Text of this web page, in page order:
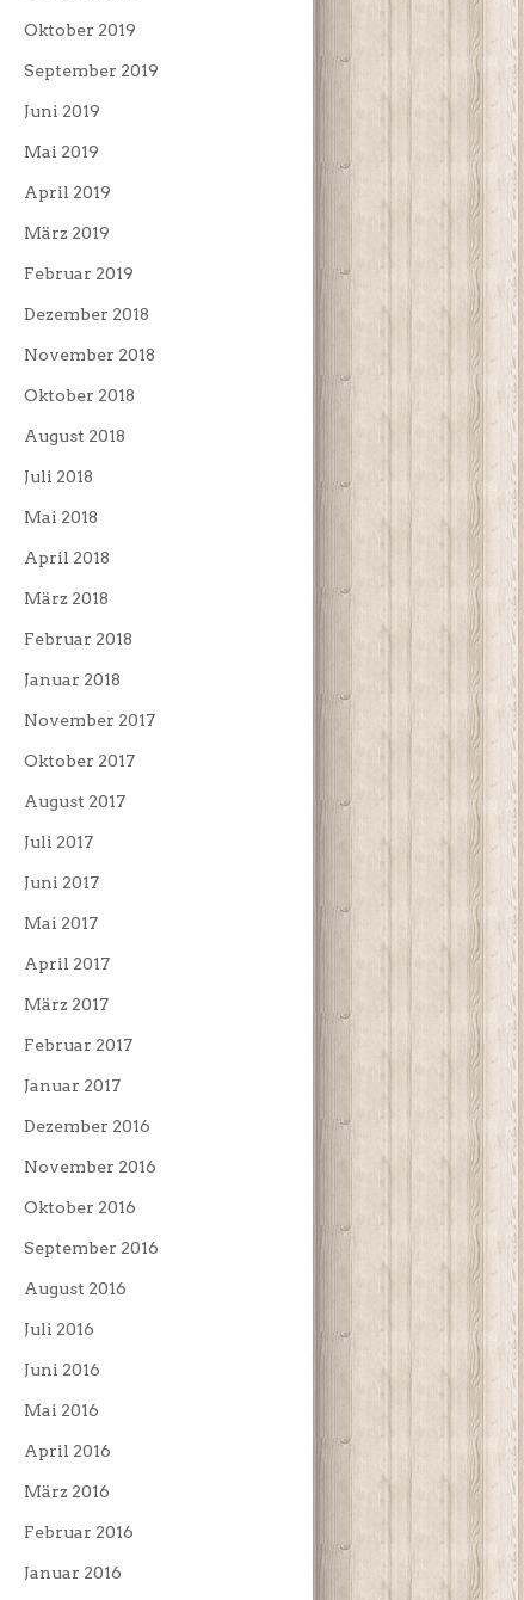
Oktober 2019
September 2019
Juni 2019
Mai 2019
April 2019
März 2019
Februar 2019
Dezember 2018
November 2018
Oktober 2018
August 2018
Juli 2018
Mai 2018
April 2018
März 2018
Februar 2018
Januar 2018
November 2017
Oktober 2017
August 2017
Juli 2017
Juni 2017
Mai 2017
April 2017
März 2017
Februar 2017
Januar 2017
Dezember 2016
November 2016
Oktober 2016
September 2016
August 2016
Juli 2016
Juni 2016
Mai 2016
April 2016
März 2016
Februar 2016
Januar 2016